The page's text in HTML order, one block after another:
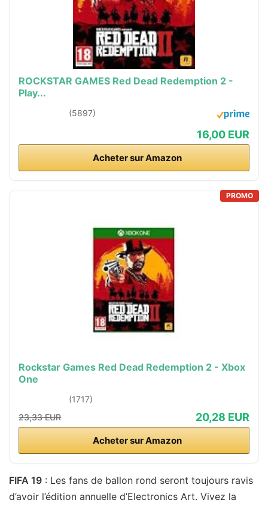
ROCKSTAR GAMES Red Dead Redemption 2 -
Play...
(5897)
16,00 EUR
Acheter sur Amazon
PROMO
Rockstar Games Red Dead Redemption 2 - Xbox
One
(1717)
23,33 EUR
20,28 EUR
Acheter sur Amazon
FIFA 19 : Les fans de ballon rond seront toujours ravis
d’avoir l’édition annuelle d’Electronics Art. Vivez la